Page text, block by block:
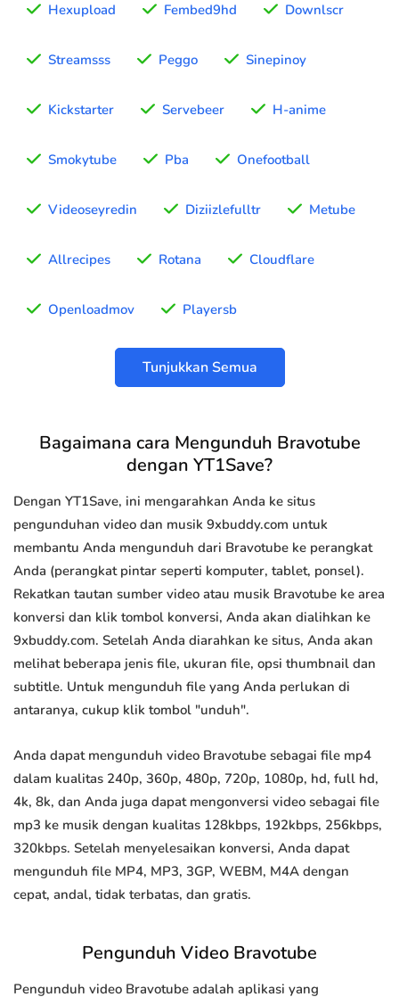
Hexupload Fembed9hd Downlscr
Streamsss Peggo Sinepinoy
Kickstarter Servebeer H-anime
Smokytube Pba Onefootball
Videoseyredin Diziizlefulltr Metube
Allrecipes Rotana Cloudflare
Openloadmov Playersb
Tunjukkan Semua
Bagaimana cara Mengunduh Bravotube
dengan YT1Save?
Dengan YT1Save, ini mengarahkan Anda ke situs
pengunduhan video dan musik 9xbuddy.com untuk
membantu Anda mengunduh dari Bravotube ke perangkat
Anda (perangkat pintar seperti komputer, tablet, ponsel).
Rekatkan tautan sumber video atau musik Bravotube ke area
konversi dan klik tombol konversi, Anda akan dialihkan ke
9xbuddy.com. Setelah Anda diarahkan ke situs, Anda akan
melihat beberapa jenis file, ukuran file, opsi thumbnail dan
subtitle. Untuk mengunduh file yang Anda perlukan di
antaranya, cukup klik tombol "unduh".
Anda dapat mengunduh video Bravotube sebagai file mp4
dalam kualitas 240p, 360p, 480p, 720p, 1080p, hd, full hd,
4k, 8k, dan Anda juga dapat mengonversi video sebagai file
mp3 ke musik dengan kualitas 128kbps, 192kbps, 256kbps,
320kbps. Setelah menyelesaikan konversi, Anda dapat
mengunduh file MP4, MP3, 3GP, WEBM, M4A dengan
cepat, andal, tidak terbatas, dan gratis.
Pengunduh Video Bravotube
Pengunduh video Bravotube adalah aplikasi yang